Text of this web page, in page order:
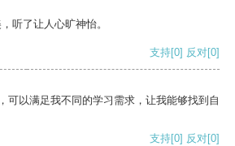
听了让人心旷神怡。
支持[0] 反对[0]
可以满足我不同的学习需求，让我能够找到自
支持[0] 反对[0]